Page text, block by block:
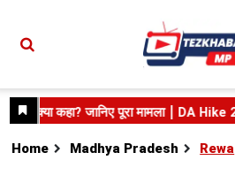
Home Madhya Pradesh Rewa